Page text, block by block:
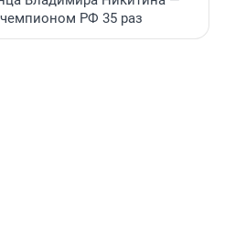
РФ 35 раз